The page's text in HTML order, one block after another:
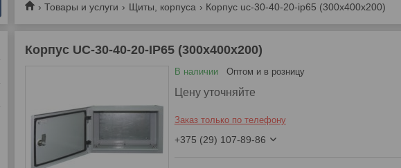
Товары и услуги Щиты, корпуса Корпус uc-30-40-20-ip65 (300x400x200)
Корпус UC-30-40-20-IP65 (300x400x200)
В наличии Оптом и в розницу
Цену уточняйте
Заказ только по телефону
+375 (29) 107-89-86